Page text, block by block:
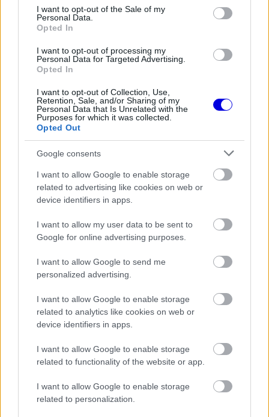
consent section.
I want to opt-out of the Sale of my
Personal Data.
Opted In
I want to opt-out of processing my
Personal Data for Targeted Advertising.
Opted In
I want to opt-out of Collection, Use,
Retention, Sale, and/or Sharing of my
Personal Data that Is Unrelated with the
Purposes for which it was collected.
Opted Out
Google consents
I want to allow Google to enable storage
related to advertising like cookies on web or
device identifiers in apps.
I want to allow my user data to be sent to
Google for online advertising purposes.
I want to allow Google to send me
personalized advertising.
I want to allow Google to enable storage
related to analytics like cookies on web or
device identifiers in apps.
I want to allow Google to enable storage
related to functionality of the website or app.
I want to allow Google to enable storage
related to personalization.
kiesések alaposan megtépázták a versenyző
mindkét fél részéről nagyon hosszú időt vett
nehéz szezon volt azzal az autóval, amelyet
egyáltalán nem is fejlesztettünk” – nyilatkozta
EZEKET IS AJÁNLJUK
Ezt a hibát még Fred Vasseur sem
tudja letagadni a Ferrarinál
Megdöbbentő okok miatt nem
beszélhet a távozásáról Helmut
Marko
Jelentős összeget kér Alonso az
Aston Martintól a folytatásért